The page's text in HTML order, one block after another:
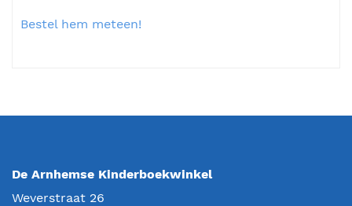
Bestel hem meteen!
De Arnhemse Kinderboekwinkel
Weverstraat 26